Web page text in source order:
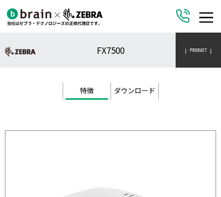
FX7500 PRODUCT
特徴 ダウンロード